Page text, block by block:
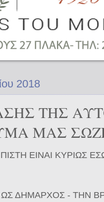
2018
ΤΗΣ
ΜΑΣ
ΕΙΝΑΙ ΚΥΡΙΩΣ
ΔΗΜΑΡΧΟΣ - ΤΗΝ